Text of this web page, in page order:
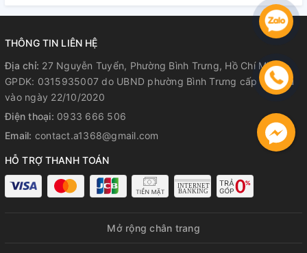
THÔNG TIN LIÊN HỆ
Địa chỉ: 27 Nguyễn Tuyển, Phường Bình Trưng, Hồ Chí Minh
GPDK: 0315935007 do UBND phường Bình Trưng cấp lần đầu
vào ngày 22/10/2020
Điện thoại: 0933 666 506
Email: contact.a1368@gmail.com
HỖ TRỢ THANH TOÁN
Mở rộng chân trang